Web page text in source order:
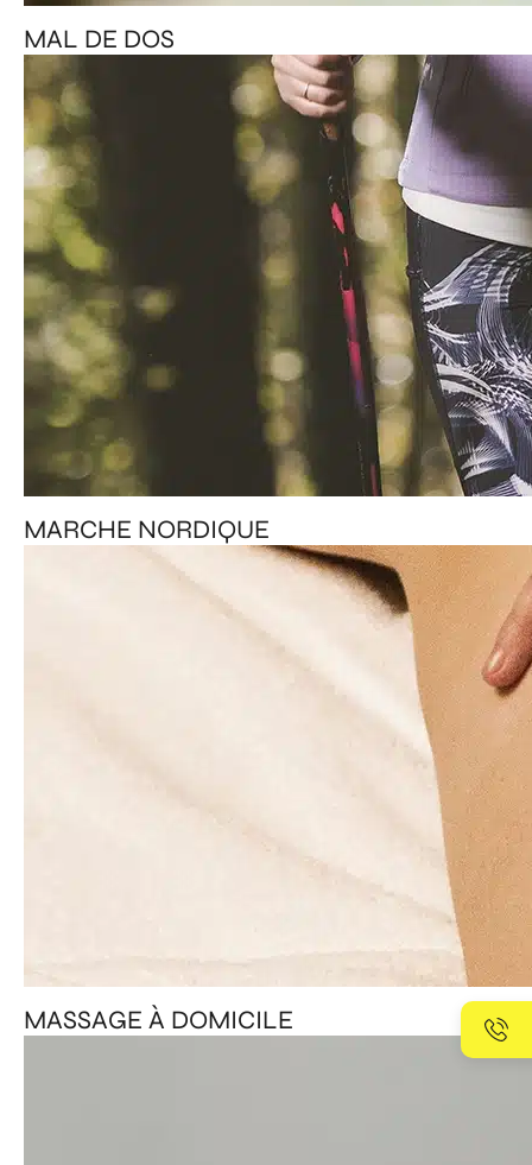
MAL DE DOS
MARCHE NORDIQUE
MASSAGE À DOMICILE